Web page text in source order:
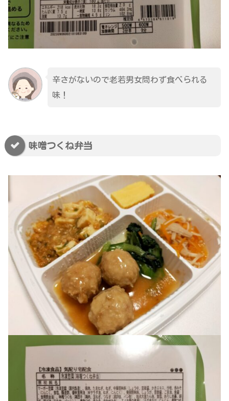
辛さがないので老若男女問わず食べられる
味！
味噌つくね弁当